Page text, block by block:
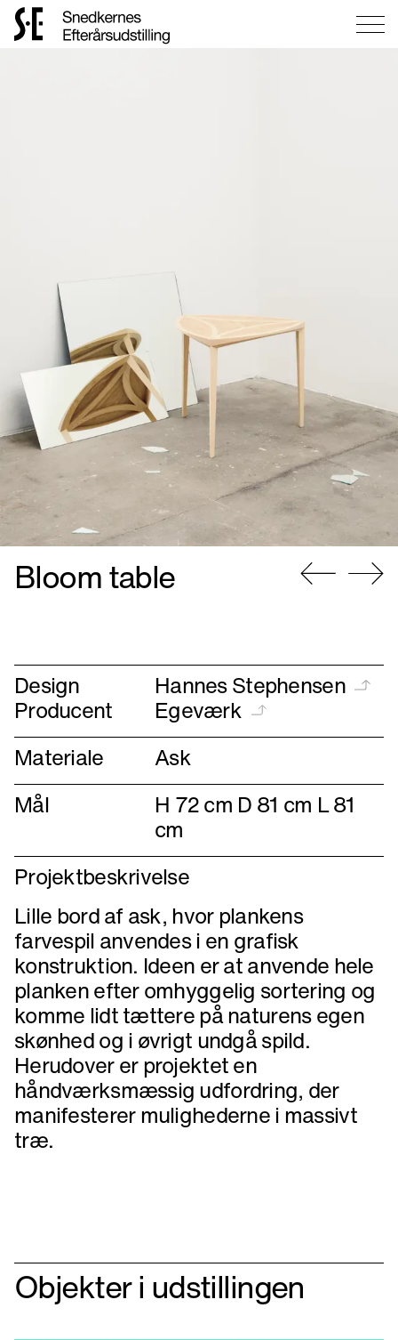
Bloom table
Design Hannes Stephensen
Producent
Egeværk
Materiale
Ask
Mål
H 72 cm D 81 cm L 81
cm
Projektbeskrivelse
Lille bord af ask, hvor plankens
farvespil anvendes i en grafisk
konstruktion. Ideen er at anvende hele
planken efter omhyggelig sortering og
komme lidt tættere på naturens egen
skønhed og i øvrigt undgå spild.
Herudover er projektet en
håndværksmæssig udfordring, der
manifesterer mulighederne i massivt
træ.
Objekter i udstillingen